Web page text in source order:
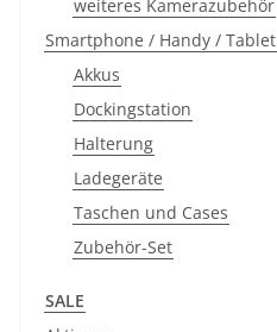
weiteres Kamerazubehör
Smartphone / Handy / Tablet
Akkus
Dockingstation
Halterung
Ladegeräte
Taschen und Cases
Zubehör-Set
SALE